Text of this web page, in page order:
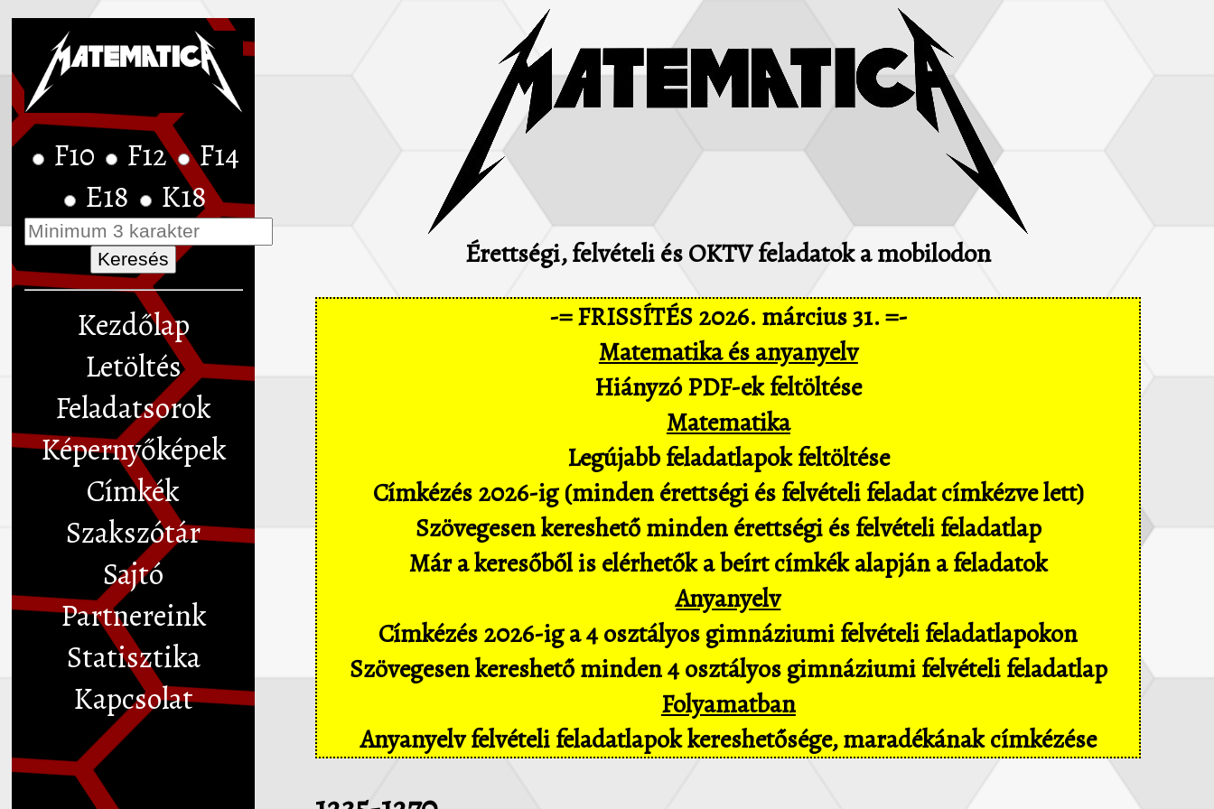
F10 F12
F14
E18
K18
Kezdőlap
Letöltés
Feladatsorok
Képernyőképek
Címkék
Szakszótár
Sajtó
Partnereink
Statisztika
Kapcsolat
Érettségi, felvételi és OKTV feladatok a mobilodon
-= FRISSÍTÉS 2026. március 31. =-
Matematika és anyanyelv
Hiányzó PDF-ek feltöltése
Matematika
Legújabb feladatlapok feltöltése
Címkézés 2026-ig (minden érettségi és felvételi feladat címkézve lett)
Szövegesen kereshető minden érettségi és felvételi feladatlap
Már a keresőből is elérhetők a beírt címkék alapján a feladatok
Anyanyelv
Címkézés 2026-ig a 4 osztályos gimnáziumi felvételi feladatlapokon
Szövegesen kereshető minden 4 osztályos gimnáziumi felvételi feladatlap
Folyamatban
Anyanyelv felvételi feladatlapok kereshetősége, maradékának címkézése